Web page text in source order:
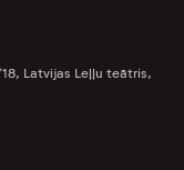
Latvijas Leļļu teātris,